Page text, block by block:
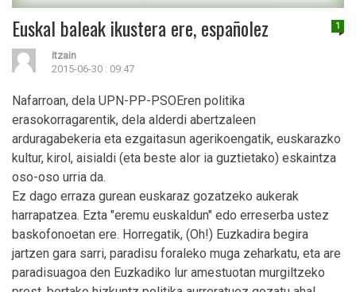
1
Euskal baleak ikustera ere, españolez
itzain
2015-06-30 : 09:47
Nafarroan, dela UPN-PP-PSOEren politika
erasokorragarentik, dela alderdi abertzaleen
arduragabekeria eta ezgaitasun agerikoengatik, euskarazko
kultur, kirol, aisialdi (eta beste alor ia guztietako) eskaintza
oso-oso urria da.
Ez dago erraza gurean euskaraz gozatzeko aukerak
harrapatzea. Ezta "eremu euskaldun" edo erreserba ustez
baskofonoetan ere. Horregatik, (Oh!) Euzkadira begira
jartzen gara sarri, paradisu foraleko muga zeharkatu, eta are
paradisuagoa den Euzkadiko lur amestuotan murgiltzeko